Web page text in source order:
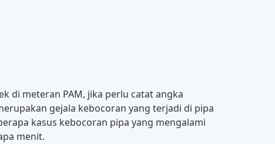
di meteran PAM, jika perlu catat angka
gejala kebocoran yang terjadi di pipa
kasus kebocoran pipa yang mengalami
menit.